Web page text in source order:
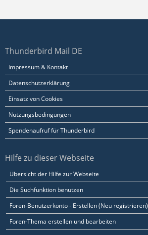
Thunderbird Mail DE
Impressum & Kontakt
Datenschutzerklärung
Einsatz von Cookies
Nutzungsbedingungen
Spendenaufruf für Thunderbird
Hilfe zu dieser Webseite
Übersicht der Hilfe zur Webseite
Die Suchfunktion benutzen
Foren-Benutzerkonto - Erstellen (Neu registrieren)
Foren-Thema erstellen und bearbeiten